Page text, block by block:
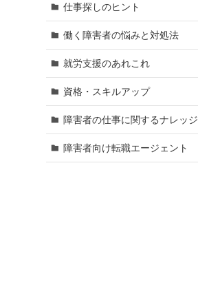
仕事探しのヒント
働く障害者の悩みと対処法
就労支援のあれこれ
資格・スキルアップ
障害者の仕事に関するナレッジ
障害者向け転職エージェント